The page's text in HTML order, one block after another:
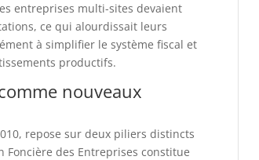
entreprises multi-sites devaient
ce qui alourdissait leurs
à simplifier le système fiscal et
productifs.
nouveaux
repose sur deux piliers distincts
des Entreprises constitue